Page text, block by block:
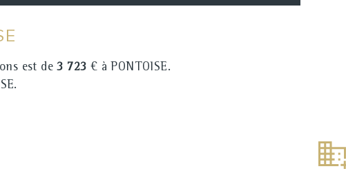
est de3 723 € à PONTOISE.